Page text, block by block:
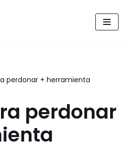
perdonar + herramienta
perdonar